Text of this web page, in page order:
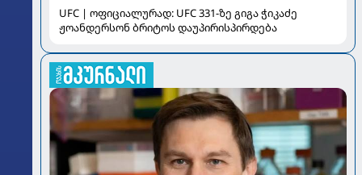
UFC | ოფიციალურად: UFC 331-ზე გიგა ჭიკაძე
ჟოანდერსონ ბრიტოს დაუპირისპირდება